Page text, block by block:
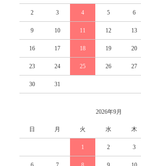
2 3 4 5 6
9 10 11 12 13
16 17 18 19 20
23 24 25 26 27
30 31
2026年9月
日 月 火 水 木
1 2 3